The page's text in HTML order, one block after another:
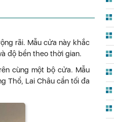
rãi. Mẫu cửa này khắc
độ bền theo thời gian.
cùng một bộ cửa. Mẫu
Thổ, Lai Châu cần tối đa